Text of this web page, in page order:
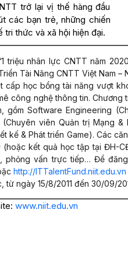
trở lại vị thế hàng đầu
các bạn trẻ, những chiến
tri thức và xã hội hiện đại.
triệu nhân lực CNTT năm
Tài Năng CNTT Việt Nam –
học bổng tài năng vượt
công nghệ thông tin.
gồm Software Engineering
viên Quản trị Mạng &
kế & Phát triển Game). Các
(hoặc kết quả học tập tại ĐH-
phỏng vấn trực tiếp… Để
http://ITTalentFund.niit.edu.vn
từ ngày 15/8/2011 đến 30/09/
www.niit.edu.vn